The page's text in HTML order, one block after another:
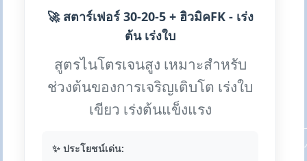
🚀 สตาร์เฟอร์ 30-20-5 + ฮิวมิคFK - เร่ง
ต้น เร่งใบ
สูตรไนโตรเจนสูง เหมาะสำหรับ
ช่วงต้นของการเจริญเติบโต เร่งใบ
เขียว เร่งต้นแข็งแรง
✨ ประโยชน์เด่น: